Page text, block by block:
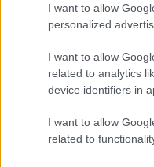
I want to allow
personalized
I want to allow
related to analytics
device identifiers in
I want to allow
related to
είναι έκρυθμη
κάνουμε κάτι για
ανέφερε αρχικά ο
πρόσθεσε μεταξύ
διαιτητές. Αλλά,
ζητάω από εσάς